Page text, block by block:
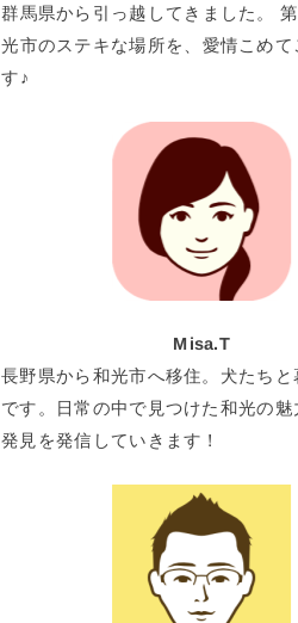
群馬県から引っ越してきました。
光市のステキな場所を、愛情こめて
す♪
Misa.T
長野県から和光市へ移住。犬たちと
です。日常の中で見つけた和光の魅
発見を発信していきます！